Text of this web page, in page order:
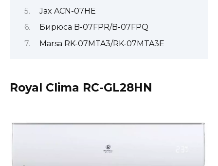
Jax ACN-07HE
Бирюса B-07FPR/B-07FPQ
Marsa RK-07MTA3/RK-07MTA3E
Royal Clima RC-GL28HN